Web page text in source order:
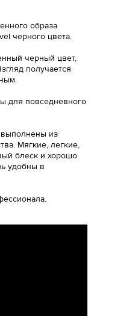
образа
черного цвета.
черный цвет,
получается
для повседневного
из
Мягкие, легкие,
блеск и хорошо
удобны в